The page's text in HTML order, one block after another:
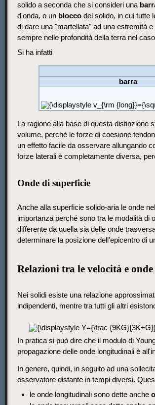
solido a seconda che si consideri una
d'onda, o un blocco del solido, in cui tutte
di dare una "martellata" ad una estremità
sempre nelle profondità della terra nel
Si ha infatti
barra
La ragione alla base di questa distinzione
volume, perché le forze di coesione
un effetto facile da osservare allungando
forze laterali è completamente diversa,
Onde di superficie
Anche alla superficie solido-aria le onde
importanza perché sono tra le modalità di
differente da quella sia delle onde
determinare la posizione dell'epicentro di
Relazioni tra le velocità e onde
Nei solidi esiste una relazione
indipendenti, mentre tra tutti gli altri
In pratica si può dire che il modulo di
propagazione delle onde longitudinali è
In genere, quindi, in seguito ad una
osservatore distante in tempi diversi.
le onde longitudinali sono dette anche